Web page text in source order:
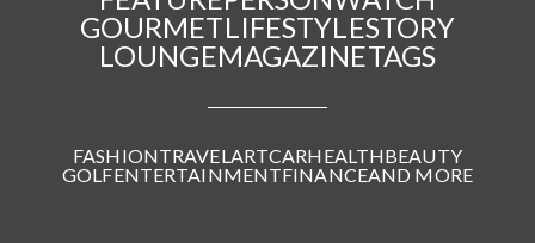
GOURMETLIFESTYLESTORY
LOUNGEMAGAZINETAGS
FASHIONTRAVELARTCARHEALTHBEAUTY
GOLFENTERTAINMENTFINANCEAND MORE